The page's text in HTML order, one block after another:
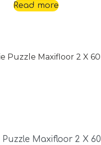
Read more
Puzzle Maxifloor 2 X 60